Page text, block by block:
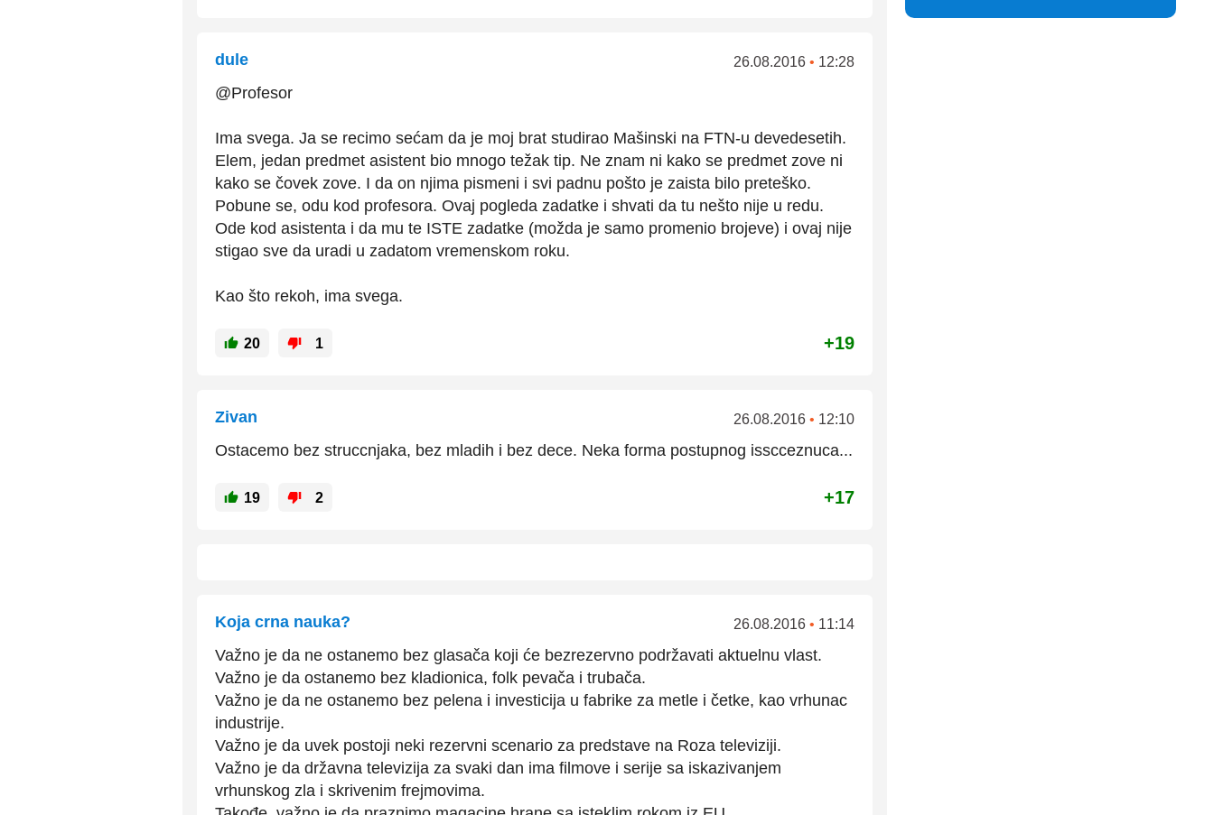
dule 26.08.2016 • 12:28
@Profesor
Ima svega. Ja se recimo sećam da je moj brat studirao Mašinski na FTN-u devedesetih.
Elem, jedan predmet asistent bio mnogo težak tip. Ne znam ni kako se predmet zove ni
kako se čovek zove. I da on njima pismeni i svi padnu pošto je zaista bilo preteško.
Pobune se, odu kod profesora. Ovaj pogleda zadatke i shvati da tu nešto nije u redu.
Ode kod asistenta i da mu te ISTE zadatke (možda je samo promenio brojeve) i ovaj nije
stigao sve da uradi u zadatom vremenskom roku.
Kao što rekoh, ima svega.
20 1 +19
Zivan 26.08.2016 • 12:10
Ostacemo bez struccnjaka, bez mladih i bez dece. Neka forma postupnog isscceznuca...
19 2 +17
Koja crna nauka? 26.08.2016 • 11:14
Važno je da ne ostanemo bez glasača koji će bezrezervno podržavati aktuelnu vlast.
Važno je da ostanemo bez kladionica, folk pevača i trubača.
Važno je da ne ostanemo bez pelena i investicija u fabrike za metle i četke, kao vrhunac
industrije.
Važno je da uvek postoji neki rezervni scenario za predstave na Roza televiziji.
Važno je da državna televizija za svaki dan ima filmove i serije sa iskazivanjem
vrhunskog zla i skrivenim frejmovima.